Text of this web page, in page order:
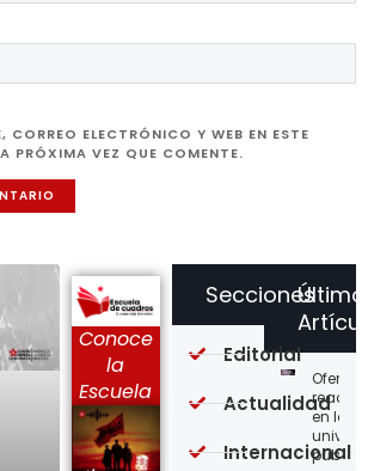
CORREO ELECTRÓNICO Y WEB EN ESTE
PRÓXIMA VEZ QUE COMENTE.
Conoce
la
Escuela
en las
Secciones
Editorial
Actualidad
Internacional